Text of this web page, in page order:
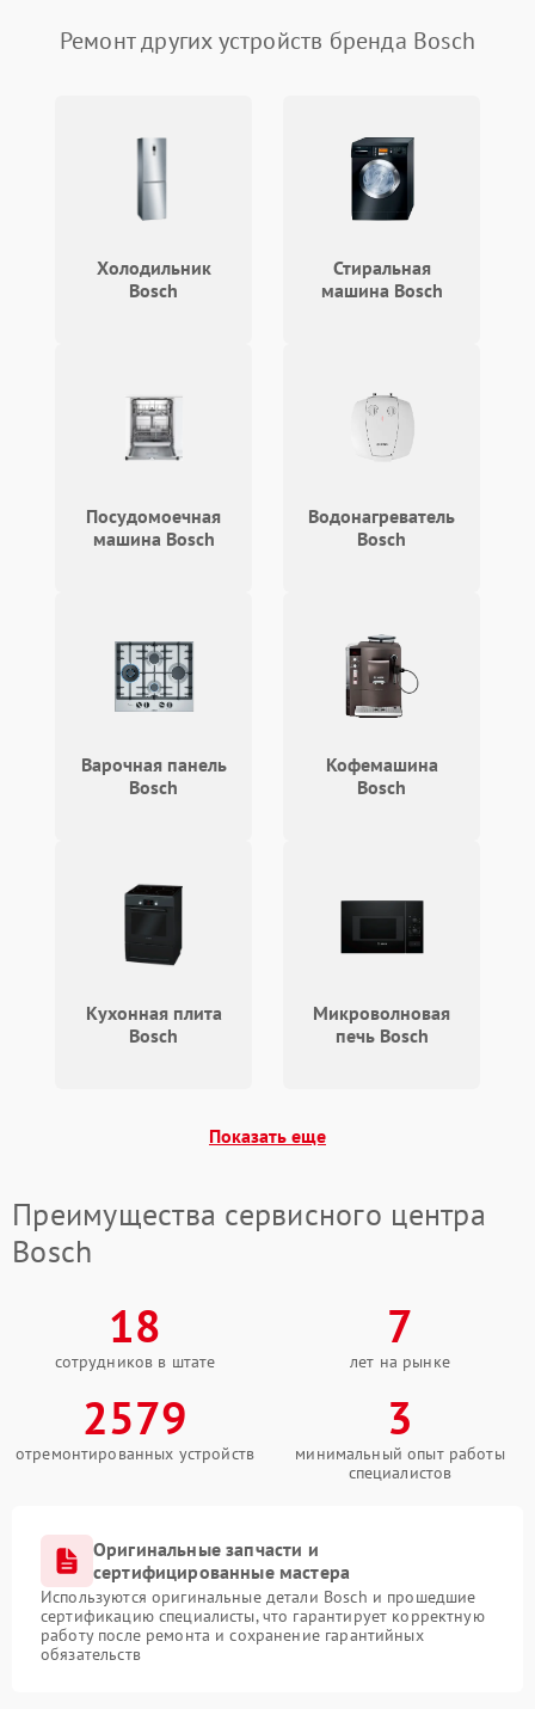
Ремонт других устройств бренда Bosch
Холодильник
Bosch
Стиральная
машина Bosch
Посудомоечная
машина Bosch
Водонагреватель
Bosch
Варочная панель
Bosch
Кофемашина
Bosch
Кухонная плита
Bosch
Микроволновая
печь Bosch
Показать еще
Преимущества сервисного центра
Bosch
18
сотрудников в штате
7
лет на рынке
2579
отремонтированных устройств
3
минимальный опыт работы
специалистов
Оригинальные запчасти и
сертифицированные мастера
Используются оригинальные детали Bosch и прошедшие
сертификацию специалисты, что гарантирует корректную
работу после ремонта и сохранение гарантийных
обязательств